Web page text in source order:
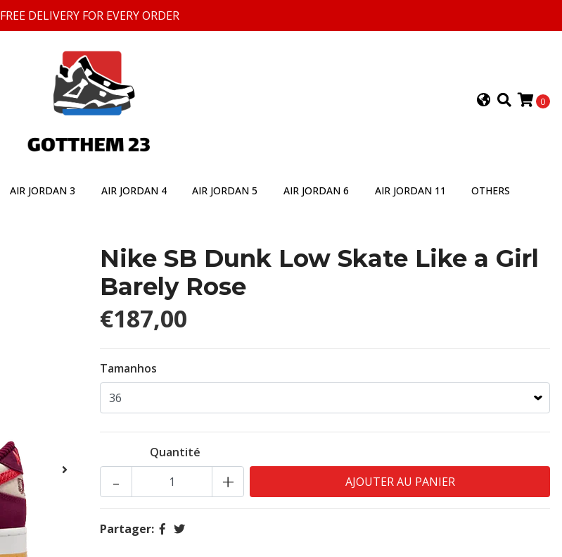
FREE DELIVERY FOR EVERY ORDER
0
AIR JORDAN 3 AIR JORDAN 4 AIR JORDAN 5 AIR JORDAN 6 AIR JORDAN 11 OTHERS
Nike SB Dunk Low Skate Like a Girl
Barely Rose
€187,00
Tamanhos
Quantité
+
-
Partager: